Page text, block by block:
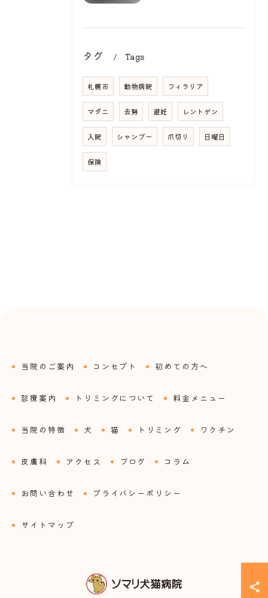
タグ Tags
札幌市 動物病院 フィラリア
マダニ 去勢 避妊 レントゲン
入院 シャンプー 爪切り 日曜日
保険
当院のご案内 コンセプト 初めての方へ
診療案内 トリミングについて 料金メニュー
当院の特徴 犬 猫 トリミング ワクチン
皮膚科 アクセス ブログ コラム
お問い合わせ プライバシーポリシー
サイトマップ